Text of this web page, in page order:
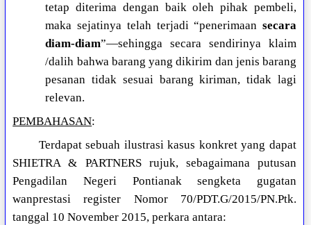
tetap diterima dengan baik oleh pihak pembeli,
maka sejatinya telah terjadi “penerimaan secara
diam-diam”—sehingga secara sendirinya klaim
/dalih bahwa barang yang dikirim dan jenis barang
pesanan tidak sesuai barang kiriman, tidak lagi
relevan.
PEMBAHASAN:
Terdapat sebuah ilustrasi kasus konkret yang dapat
SHIETRA & PARTNERS rujuk, sebagaimana putusan
Pengadilan Negeri Pontianak sengketa gugatan
wanprestasi register Nomor 70/PDT.G/2015/PN.Ptk.
tanggal 10 November 2015, perkara antara: